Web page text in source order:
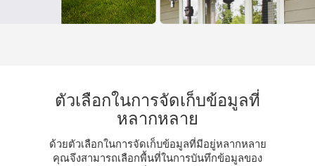
ด้วยตัวเลือกในการจัดเก็บข้อมูลที่มีอยู่หลากหลาย
คุณจึงสามารถเลือกพื้นที่ในการบันทึกข้อมูลของ
ตัวเลือกในการจัดเก็บข้อมูลที่
หลากหลาย